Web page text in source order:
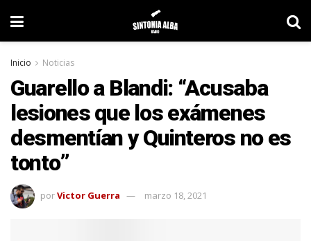
Inicio Noticias
Guarello a Blandi: “Acusaba
lesiones que los exámenes
desmentían y Quinteros no es
tonto”
porVictor Guerra marzo 18, 2021